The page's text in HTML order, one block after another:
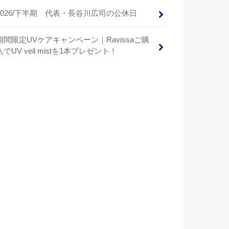
下半期 代表・長谷川広司の公休日
間限定UVケアキャンペーン｜Ravissaご購
でUV veil mistを1本プレゼント！